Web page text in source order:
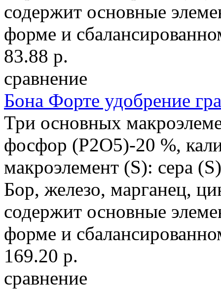
содержит основные
форме и
83.88 р.
сравнение
Бона Форте удобрение
Три основных
фосфор (P2O5)-20 %,
макроэлемент (S): сера
Бор, железо, марганец,
содержит основные
форме и
169.20 р.
сравнение